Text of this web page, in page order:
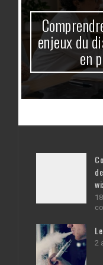
enjeux du
en
2